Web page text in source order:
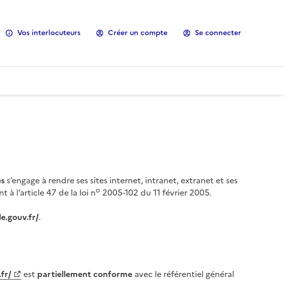
Vos interlocuteurs Créer un compte Se connecter
s’engage à rendre ses sites internet, intranet, extranet et ses
à l’article 47 de la loi no 2005-102 du 11 février 2005.
.
est partiellement conforme avec le référentiel général